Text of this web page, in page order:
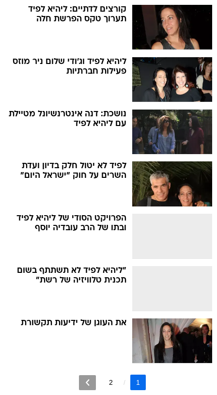
קורצים לדתיים: ליהיא לפיד
תערוך טקס הפרשת חלה
ליהיא לפיד וג'ודי שלום ניר מוזס
פעילות חברתיות
נושכת: דנה אינטרנשיונל מטיילת
עם ליהיא לפיד
לפיד לא יטול חלק בדיון ועדת
השרים על חוק "ישראל היום"
הפרויקט הסודי של ליהיא לפיד
ובתו של הרב עובדיה יוסף
"ליהיא לפיד לא תשתתף בשום
תכנית טלוויזיה של רשת"
את העוגן של ידיעות תקשורת
1
2